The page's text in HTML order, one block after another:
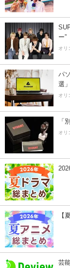
ー”
オリ
パ
選」
オリ
「
オリ
【
芸